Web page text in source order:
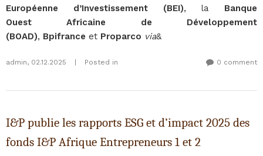
Européenne d’Investissement (BEI), la Banque
Ouest Africaine de Développement
(BOAD), Bpifrance et Proparco via&
admin, 02.12.2025 Posted in 0 comment
I&P publie les rapports ESG et d’impact 2025 des
fonds I&P Afrique Entrepreneurs 1 et 2